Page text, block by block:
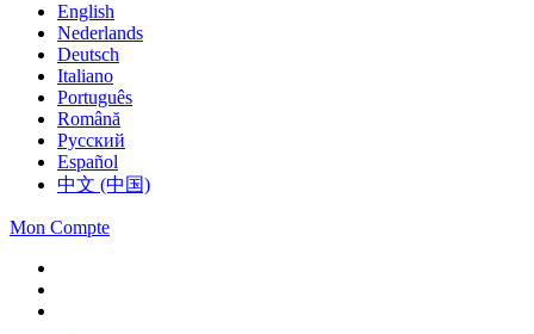
English
Nederlands
Deutsch
Italiano
Português
Română
Русский
Español
中文 (中国)
Mon Compte